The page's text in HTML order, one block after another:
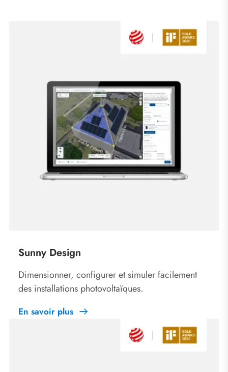
Sunny Design
Dimensionner, configurer et simuler facilement
des installations photovoltaïques.
En savoir plus